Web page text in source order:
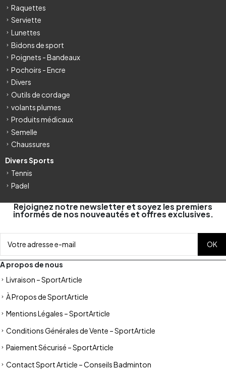
Raquettes
Serviette
Lunettes
Bidons de sport
Poignets - Bandeaux
Pochoirs - Encre
Divers
Outils de cordage
volants plumes
Produits médicaux
Semelle
Chaussures
Divers Sports
Tennis
Padel
Rejoignez notre newsletter et soyez les premiers
informés de nos nouveautés et offres exclusives.
A propos de nous
Livraison – SportArticle
À Propos de SportArticle
Mentions Légales – SportArticle
Conditions Générales de Vente – SportArticle
Paiement Sécurisé – SportArticle
Contact Sport Article – Conseils Badminton